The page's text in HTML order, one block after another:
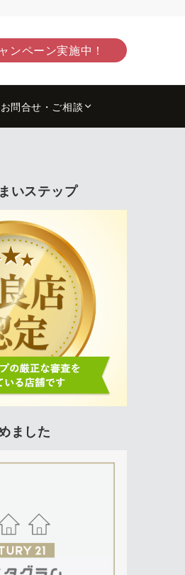
ンペーン実施中！
お問合せ・ご相談
いステップ
ました